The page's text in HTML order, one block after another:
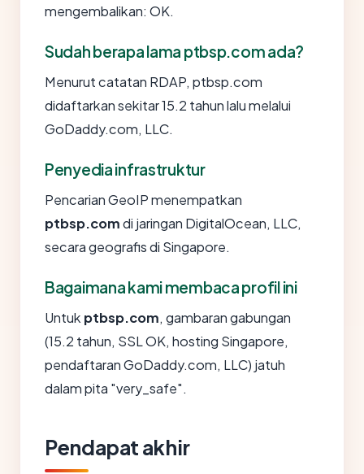
mengembalikan: OK.
Sudah berapa lama ptbsp.com ada?
Menurut catatan RDAP, ptbsp.com
didaftarkan sekitar 15.2 tahun lalu melalui
GoDaddy.com, LLC.
Penyedia infrastruktur
Pencarian GeoIP menempatkan
ptbsp.comdi jaringan DigitalOcean, LLC,
secara geografis di Singapore.
Bagaimana kami membaca profil ini
Untuk ptbsp.com, gambaran gabungan
(15.2 tahun, SSL OK, hosting Singapore,
pendaftaran GoDaddy.com, LLC) jatuh
dalam pita "very_safe".
Pendapat akhir